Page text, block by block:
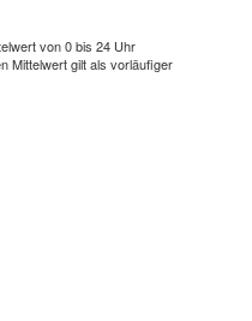
von 0 bis 24 Uhr
Mittelwert gilt als vorläufiger